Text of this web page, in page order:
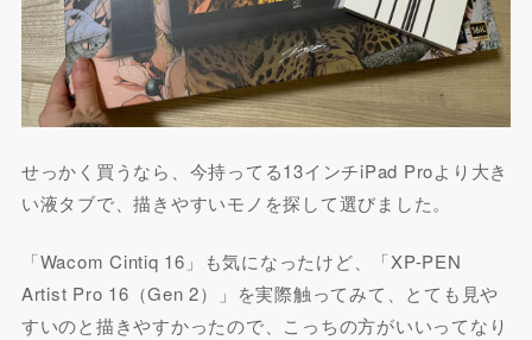
せっかく買うなら、今持ってる13インチiPad Proより大き
い液タブで、描きやすいモノを探して選びました。
「Wacom Cintiq 16」も気になったけど、「XP-PEN
Artist Pro 16（Gen 2）」を実際触ってみて、とても見や
すいのと描きやすかったので、こっちの方がいいってなり